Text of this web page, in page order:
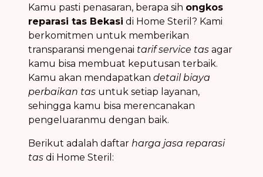
Kamu pasti penasaran, berapa sih ongkos
reparasi tas Bekasi di Home Steril? Kami
berkomitmen untuk memberikan
transparansi mengenai tarif service tas agar
kamu bisa membuat keputusan terbaik.
Kamu akan mendapatkan detail biaya
perbaikan tas untuk setiap layanan,
sehingga kamu bisa merencanakan
pengeluaranmu dengan baik.
Berikut adalah daftar harga jasa reparasi
tas di Home Steril: